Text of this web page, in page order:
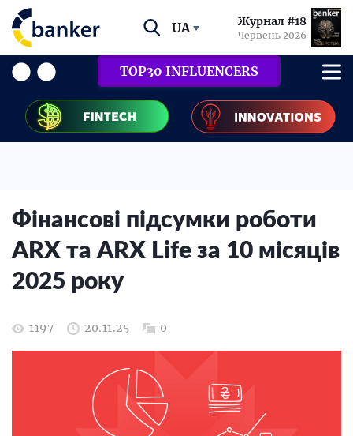
UA Журнал #18
Червень 2026
TOP30 INFLUENCERS
Фінансові підсумки роботи
ARX та ARX Life за 10 місяців
2025 року
1197 20.11.25 0